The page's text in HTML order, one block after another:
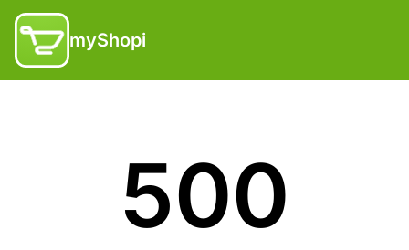
myShopi
500